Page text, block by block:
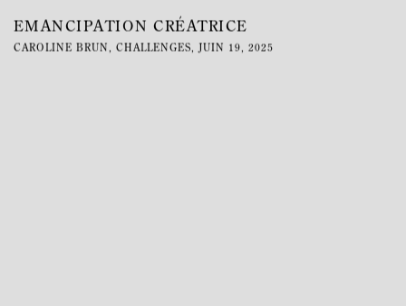
EMANCIPATION CRÉATRICE
CAROLINE BRUN, CHALLENGES, JUIN 19, 2025